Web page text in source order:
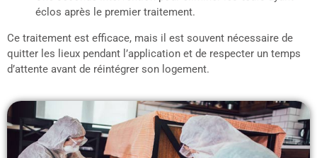
éclos après le premier traitement.
Ce traitement est efficace, mais il est souvent nécessaire de
quitter les lieux pendant l’application et de respecter un temps
d’attente avant de réintégrer son logement.